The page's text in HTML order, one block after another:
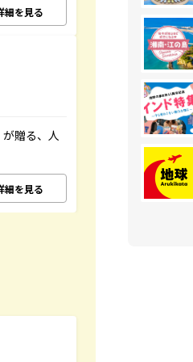
細を見る
贈る、人
細を見る